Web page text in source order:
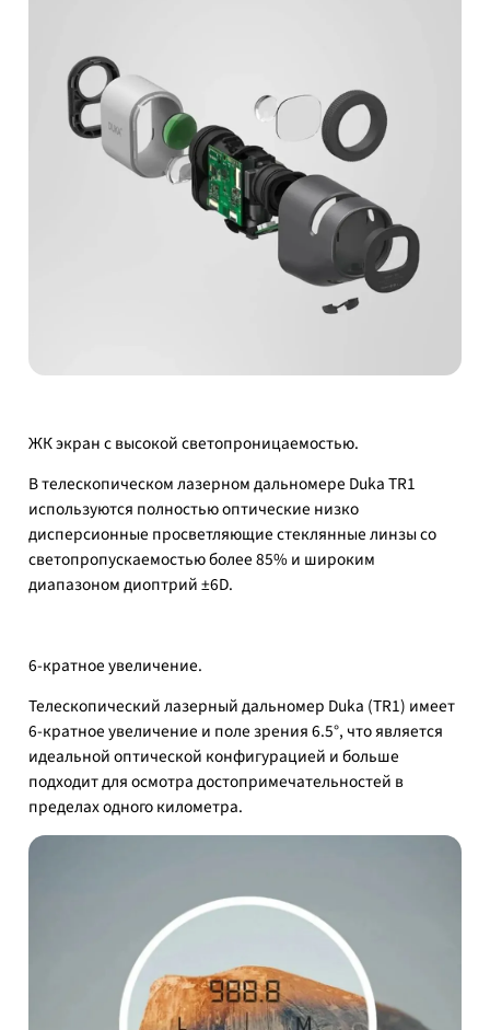
ЖК экран с высокой светопроницаемостью.
В телескопическом лазерном дальномере Duka TR1
используются полностью оптические низко
дисперсионные просветляющие стеклянные линзы со
светопропускаемостью более 85% и широким
диапазоном диоптрий ±6D.
6-кратное увеличение.
Телескопический лазерный дальномер Duka (TR1) имеет
6-кратное увеличение и поле зрения 6.5°, что является
идеальной оптической конфигурацией и больше
подходит для осмотра достопримечательностей в
пределах одного километра.